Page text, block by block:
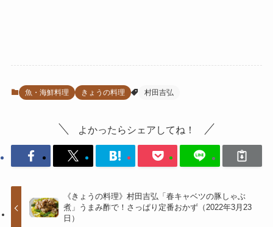
魚・海鮮料理 きょうの料理 村田吉弘
よかったらシェアしてね！
《きょうの料理》村田吉弘「春キャベツの豚しゃぶ
煮」うまみ酢で！さっぱり定番おかず（2022年3月23
日）